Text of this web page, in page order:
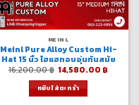
MEINL
Meinl Pure Alloy Custom Hi-
Hat 15 นิ้ว ไฮแฮทอบอุ่นทันสมัย
16,200.00฿ Original
price
was:
16,200.00 ฿.
14,580.00 ฿
หยิบใส่ตะกร้า